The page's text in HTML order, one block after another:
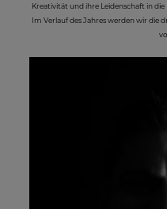
Kreativität und ihre Leidenschaft in
Im Verlauf des Jahres werden wir die